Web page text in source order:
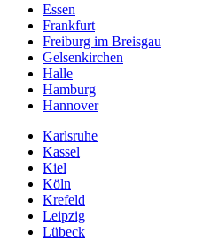
Essen
Frankfurt
Freiburg im Breisgau
Gelsenkirchen
Halle
Hamburg
Hannover
Karlsruhe
Kassel
Kiel
Köln
Krefeld
Leipzig
Lübeck